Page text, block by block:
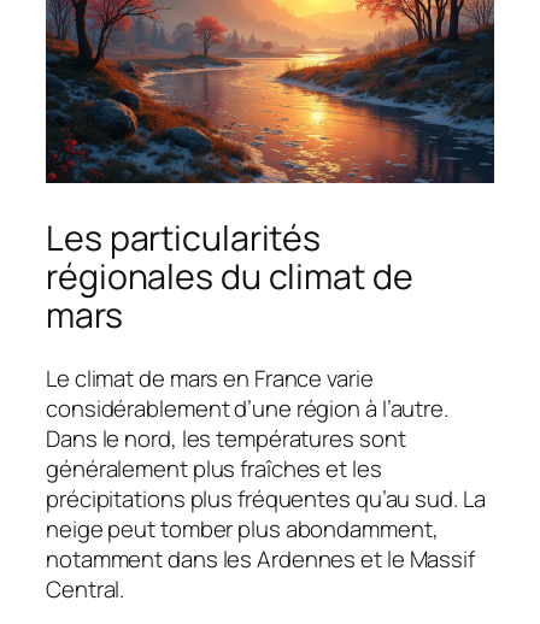
Les particularités
régionales du climat de
mars
Le climat de mars en France varie
considérablement d’une région à l’autre.
Dans le nord, les températures sont
généralement plus fraîches et les
précipitations plus fréquentes qu’au sud. La
neige peut tomber plus abondamment,
notamment dans les Ardennes et le Massif
Central.